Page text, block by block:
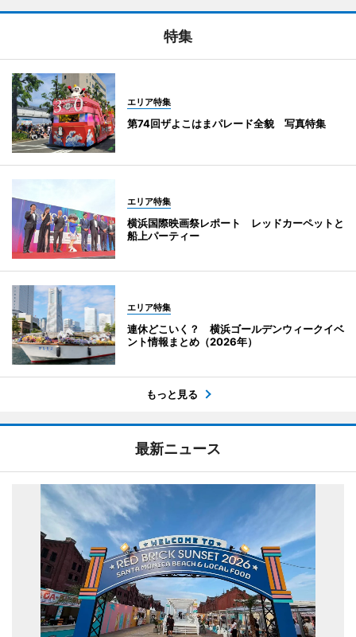
特集
エリア特集
第74回ザよこはまパレード全貌 写真特集
エリア特集
横浜国際映画祭レポート レッドカーペットと
船上パーティー
エリア特集
連休どこいく？ 横浜ゴールデンウィークイベ
ント情報まとめ（2026年）
もっと見る
最新ニュース